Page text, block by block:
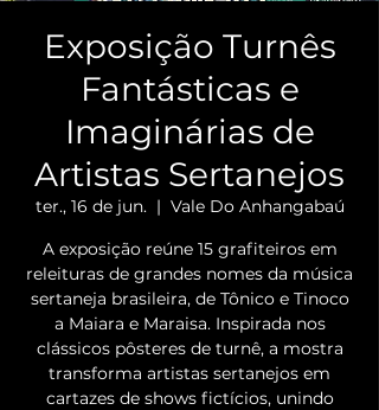
Exposição Turnês
Fantásticas e
Imaginárias de
Artistas Sertanejos
ter., 16 de jun.
  |
Vale Do Anhangabaú
A exposição reúne 15 grafiteiros em
releituras de grandes nomes da música
sertaneja brasileira, de Tônico e Tinoco
a Maiara e Maraisa. Inspirada nos
clássicos pôsteres de turnê, a mostra
transforma artistas sertanejos em
cartazes de shows fictícios, unindo